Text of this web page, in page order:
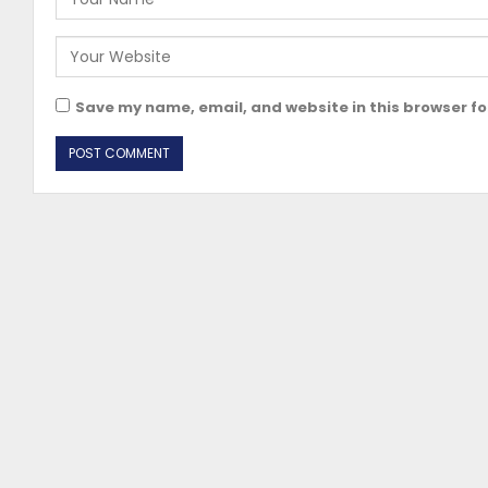
Save my name, email, and website in this browser